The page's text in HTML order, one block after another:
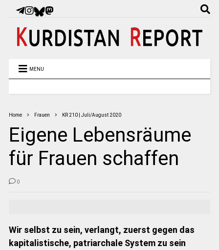
MENU
Home Frauen KR 210 | Juli/August 2020
Eigene Lebensräume
für Frauen schaffen
0
Wir selbst zu sein, verlangt, zuerst gegen das
kapitalistische, patriarchale System zu sein